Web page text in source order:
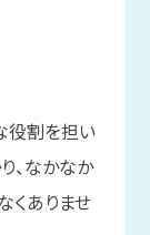
役割を担い
、なかなか
くありませ